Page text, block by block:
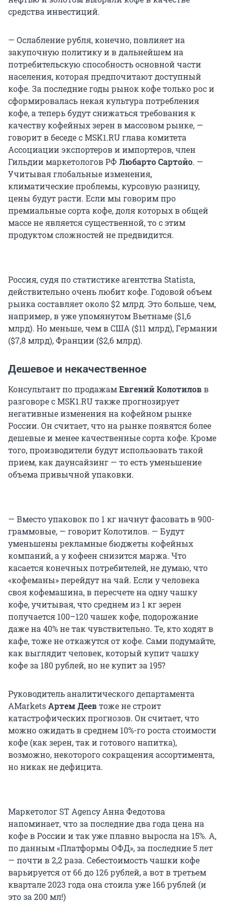
средства инвестиций.
— Ослабление рубля, конечно, повлияет на
закупочную политику и в дальнейшем на
потребительскую способность основной части
населения, которая предпочитают доступный
кофе. За последние годы рынок кофе только рос и
сформировалась некая культура потребления
кофе, а теперь будут снижаться требования к
качеству кофейных зерен в массовом рынке, —
говорит в беседе с MSK1.RU глава комитета
Ассоциации экспортеров и импортеров, член
Гильдии маркетологов РФ Любарто Сартойо. —
Учитывая глобальные изменения,
климатические проблемы, курсовую разницу,
цены будут расти. Если мы говорим про
премиальные сорта кофе, доля которых в общей
массе не является существенной, то с этим
продуктом сложностей не предвидится.
Россия, судя по статистике агентства Statista,
действительно очень любит кофе. Годовой объем
рынка составляет около $2 млрд. Это больше, чем,
например, в уже упомянутом Вьетнаме ($1,6
млрд). Но меньше, чем в США ($11 млрд), Германии
($7,8 млрд), Франции ($2,6 млрд).
Дешевое и некачественное
Консультант по продажамЕвгений Колотиловв
разговоре с MSK1.RU также прогнозирует
негативные изменения на кофейном рынке
России. Он считает, что на рынке появятся более
дешевые и менее качественные сорта кофе. Кроме
того, производители будут использовать такой
прием, как даунсайзинг — то есть уменьшение
объема привычной упаковки.
— Вместо упаковок по 1 кг начнут фасовать в 900-
граммовые, — говорит Колотилов. — Будут
уменьшены рекламные бюджеты кофейных
компаний, а у кофеен снизится маржа. Что
каcается конечных потребителей, не думаю, что
«кофеманы» перейдут на чай. Если у человека
своя кофемашина, в пересчете на одну чашку
кофе, учитывая, что среднем из 1 кг зерен
получается 100–120 чашек кофе, подорожание
даже на 40% не так чувствительно. Те, кто ходят в
кафе, тоже не откажутся от кофе. Сами подумайте,
как выглядит человек, который купит чашку
кофе за 180 рублей, но не купит за 195?
Руководитель аналитического департамента
AMarketsАртем Деевтоже не строит
катастрофических прогнозов. Он считает, что
можно ожидать в среднем 10%-го роста стоимости
кофе (как зерен, так и готового напитка),
возможно, некоторого сокращения ассортимента,
но никак не дефицита.
Маркетолог ST Agency Анна Федотова
напоминает, что за последние два года цена на
кофе в России и так уже плавно выросла на 15%. А,
по данным «Платформы ОФД», за последние 5 лет
— почти в 2,2 раза. Себестоимость чашки кофе
варьируется от 66 до 126 рублей, а вот в третьем
квартале 2023 года она стоила уже 166 рублей (и
это за 200 мл!)